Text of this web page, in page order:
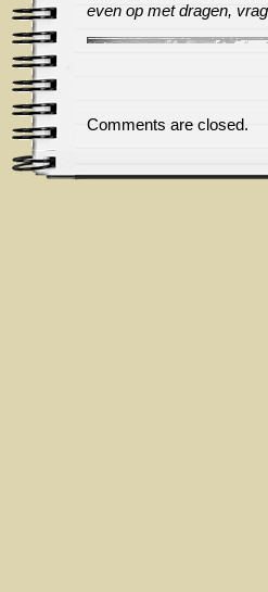
even op met dragen,
Comments are closed.